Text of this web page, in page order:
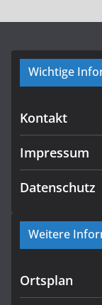
Wichtige
Kontakt
Impressum
Datenschutz
Weitere
Ortsplan